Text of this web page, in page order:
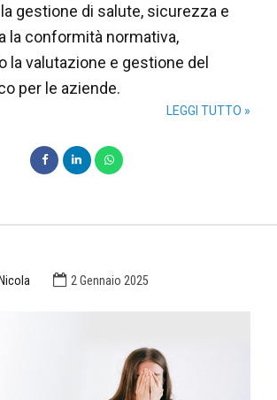
gestione di salute, sicurezza e
la conformità normativa,
la valutazione e gestione del
per le aziende.
LEGGI TUTTO »
2 Gennaio 2025